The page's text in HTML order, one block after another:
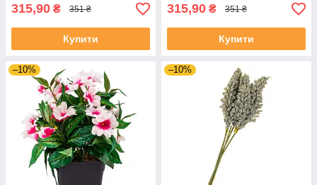
315,90 ₴ 351 ₴
Купити
315,90 ₴ 351 ₴
Купити
–10% –10%